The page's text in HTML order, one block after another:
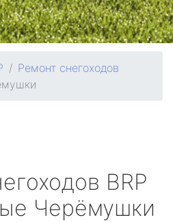
Ремонт снегоходов
BRP
Черёмушки